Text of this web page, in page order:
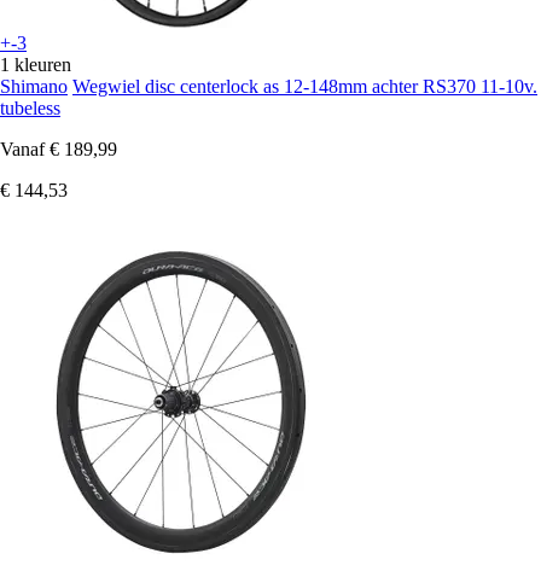
+-3
1 kleuren
Shimano Wegwiel disc centerlock as 12-148mm achter RS370 11-10v.
tubeless
Vanaf € 189,99
€ 144,53